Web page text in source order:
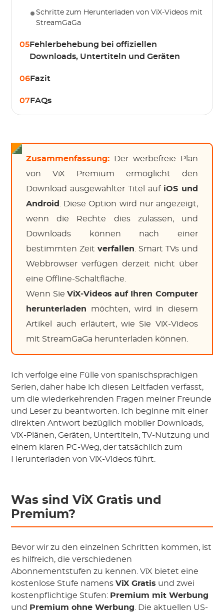
Schritte zum Herunterladen von ViX-Videos mit
StreamGaGa
05Fehlerbehebung bei offiziellen
Downloads, Untertiteln und Geräten
06Fazit
07FAQs
Zusammenfassung: Der werbefreie Plan
von ViX Premium ermöglicht den
Download ausgewählter Titel auf iOS und
Android
. Diese Option wird nur angezeigt,
wenn die Rechte dies zulassen, und
Downloads können nach einer
bestimmten Zeitverfallen . Smart TVs und
Webbrowser verfügen derzeit nicht über
eine Offline-Schaltfläche.
Wenn Sie ViX-Videos auf Ihren Computer
herunterladen möchten, wird in diesem
Artikel auch erläutert, wie Sie ViX-Videos
mit StreamGaGa herunterladen können.
Ich verfolge eine Fülle von spanischsprachigen
Serien, daher habe ich diesen Leitfaden verfasst,
um die wiederkehrenden Fragen meiner Freunde
und Leser zu beantworten. Ich beginne mit einer
direkten Antwort bezüglich mobiler Downloads,
ViX-Plänen, Geräten, Untertiteln, TV-Nutzung und
einem klaren PC-Weg, der tatsächlich zum
Herunterladen von ViX-Videos führt.
Was sind ViX Gratis und
Premium?
Bevor wir zu den einzelnen Schritten kommen, ist
es hilfreich, die verschiedenen
Abonnementstufen zu kennen. ViX bietet eine
kostenlose Stufe namensViX Gratis und zwei
kostenpflichtige Stufen: Premium mit Werbung
und
Premium ohne Werbung . Die aktuellen US-